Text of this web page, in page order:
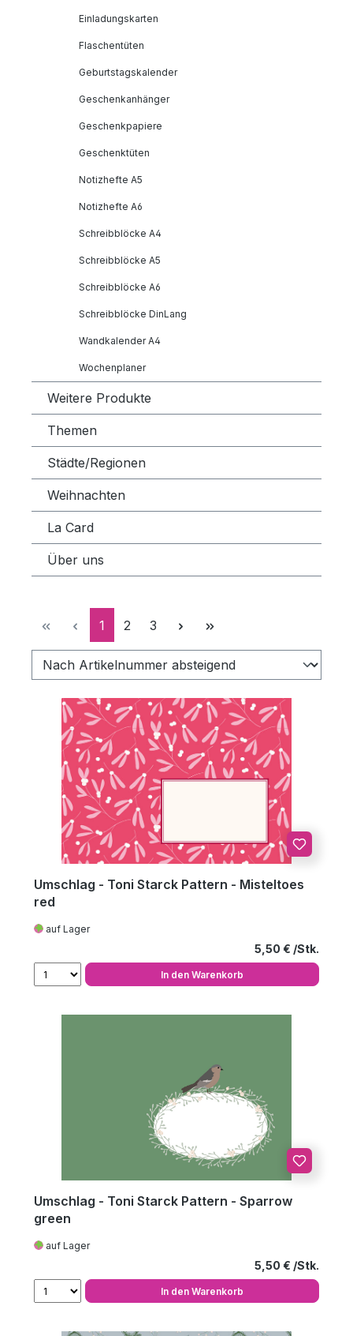
Einladungskarten
Flaschentüten
Geburtstagskalender
Geschenkanhänger
Geschenkpapiere
Geschenktüten
Notizhefte A5
Notizhefte A6
Schreibblöcke A4
Schreibblöcke A5
Schreibblöcke A6
Schreibblöcke DinLang
Wandkalender A4
Wochenplaner
Weitere Produkte
Themen
Städte/Regionen
Weihnachten
La Card
Über uns
Seite
1 Seite
2 Seite
3
Umschlag - Toni Starck Pattern - Misteltoes
red
auf Lager
Regulärer
5,50 €
In den Warenkorb
Umschlag - Toni Starck Pattern - Sparrow
green
auf Lager
Regulärer
5,50 €
In den Warenkorb